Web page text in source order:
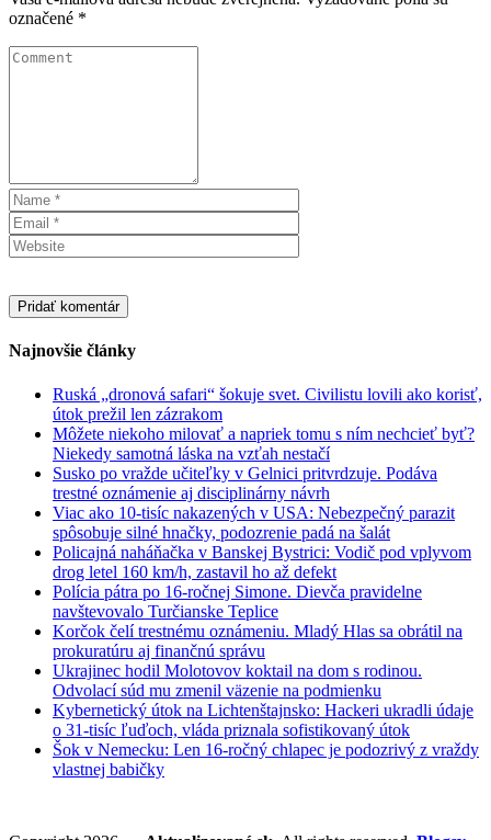
označené *
Najnovšie články
Ruská „dronová safari“ šokuje svet. Civilistu lovili ako korisť,
útok prežil len zázrakom
Môžete niekoho milovať a napriek tomu s ním nechcieť byť?
Niekedy samotná láska na vzťah nestačí
Susko po vražde učiteľky v Gelnici pritvrdzuje. Podáva
trestné oznámenie aj disciplinárny návrh
Viac ako 10-tisíc nakazených v USA: Nebezpečný parazit
spôsobuje silné hnačky, podozrenie padá na šalát
Policajná naháňačka v Banskej Bystrici: Vodič pod vplyvom
drog letel 160 km/h, zastavil ho až defekt
Polícia pátra po 16-ročnej Simone. Dievča pravidelne
navštevovalo Turčianske Teplice
Korčok čelí trestnému oznámeniu. Mladý Hlas sa obrátil na
prokuratúru aj finančnú správu
Ukrajinec hodil Molotovov koktail na dom s rodinou.
Odvolací súd mu zmenil väzenie na podmienku
Kybernetický útok na Lichtenštajnsko: Hackeri ukradli údaje
o 31-tisíc ľuďoch, vláda priznala sofistikovaný útok
Šok v Nemecku: Len 16-ročný chlapec je podozrivý z vraždy
vlastnej babičky